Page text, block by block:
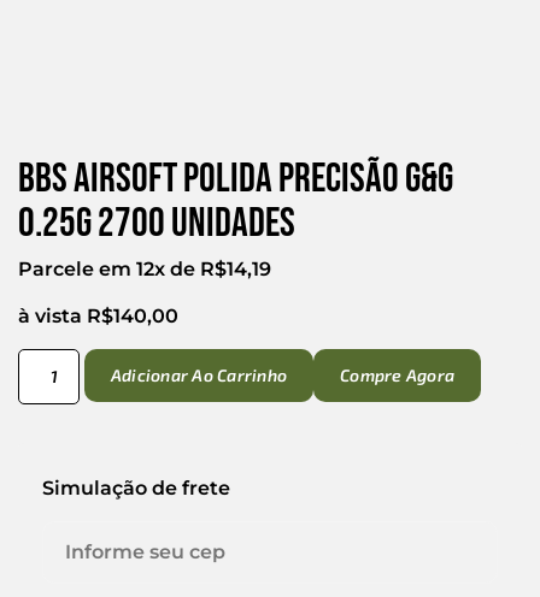
Bbs Airsoft Polida Precisão G&g
0.25g 2700 Unidades
Parcele em 12x de R$14,19
à vista R$140,00
Adicionar Ao Carrinho Compre Agora
Simulação de frete